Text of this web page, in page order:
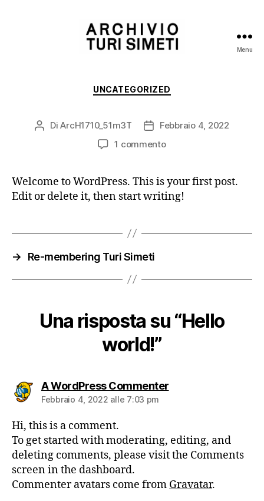
Simeti
Menu
Categorie
UNCATEGORIZED
Autore
DiArcH1710_51m3T
DataFebbraio 4, 2022
1 commentosu
Welcome to WordPress. This is your first post.
Edit or delete it, then start writing!
→ Re-membering Turi Simeti
Una risposta su “Hello
world!”
A WordPress Commenterdice:
Febbraio 4, 2022 alle 7:03 pm
Hi, this is a comment.
To get started with moderating, editing, and
deleting comments, please visit the Comments
screen in the dashboard.
Commenter avatars come from Gravatar.